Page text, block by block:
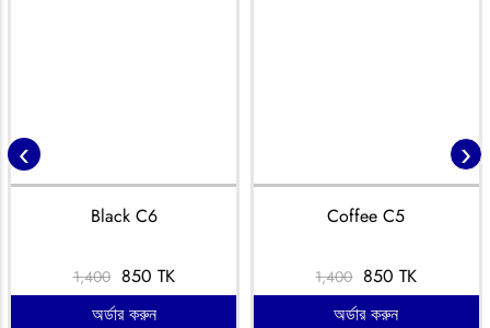
Black C6
1,400 850 TK
অর্ডার করুন
Coffee C5
1,400 850 TK
অর্ডার করুন
‹ ›